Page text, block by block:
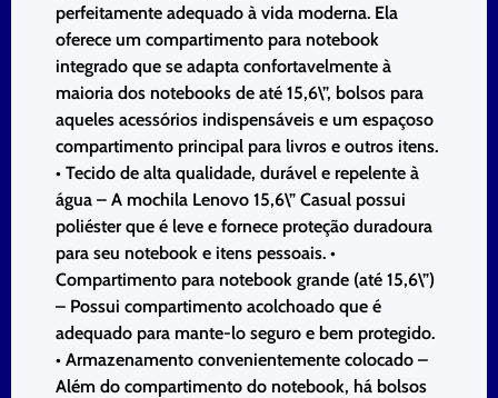
perfeitamente adequado à vida moderna. Ela
oferece um compartimento para notebook
integrado que se adapta confortavelmente à
maioria dos notebooks de até 15,6\”, bolsos para
aqueles acessórios indispensáveis ​​e um espaçoso
compartimento principal para livros e outros itens.
• Tecido de alta qualidade, durável e repelente à
água – A mochila Lenovo 15,6\” Casual possui
poliéster que é leve e fornece proteção duradoura
para seu notebook e itens pessoais. •
Compartimento para notebook grande (até 15,6\”)
– Possui compartimento acolchoado que é
adequado para mante-lo seguro e bem protegido.
• Armazenamento convenientemente colocado –
Além do compartimento do notebook, há bolsos